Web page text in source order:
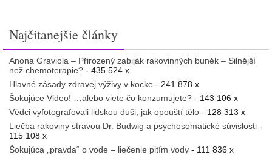
Najčitanejšie články
Anona Graviola – Přirozený zabiják rakovinných buněk – Silnější
než chemoterapie? - 435 524 x
Hlavné zásady zdravej výživy v kocke - 241 878 x
Šokujúce Video! …alebo viete čo konzumujete? - 143 106 x
Vědci vyfotografovali lidskou duši, jak opouští tělo - 128 313 x
Liečba rakoviny stravou Dr. Budwig a psychosomatické súvislosti -
115 108 x
Šokujúca „pravda“ o vode – liečenie pitím vody - 111 836 x